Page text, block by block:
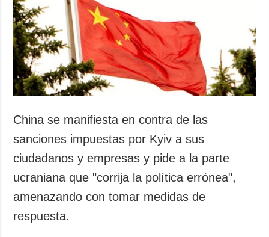
Sociedad y
Cultura
Deportes
Crimen
Desastres y
emergencias
ADICIONAL
Podcasts
Publicaciones
Entrevistas
SERVICIOS
Suscripción
Banco de
imágenes
China se manifiesta en contra de las
sanciones impuestas por Kyiv a sus
ciudadanos y empresas y pide a la parte
ucraniana que "corrija la política errónea",
amenazando con tomar medidas de
respuesta.